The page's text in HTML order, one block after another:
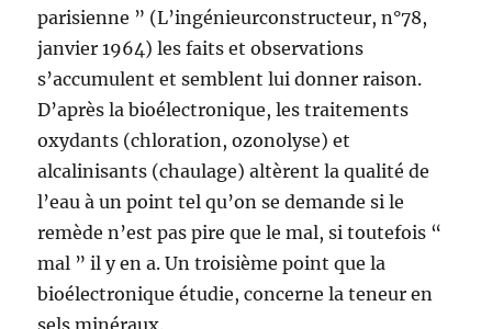
parisienne ” (L’ingénieurconstructeur, n°78,
janvier 1964) les faits et observations
s’accumulent et semblent lui donner raison.
D’après la bioélectronique, les traitements
oxydants (chloration, ozonolyse) et
alcalinisants (chaulage) altèrent la qualité de
l’eau à un point tel qu’on se demande si le
remède n’est pas pire que le mal, si toutefois “
mal ” il y en a. Un troisième point que la
bioélectronique étudie, concerne la teneur en